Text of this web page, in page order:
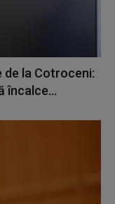
de la Cotroceni:
încalce...